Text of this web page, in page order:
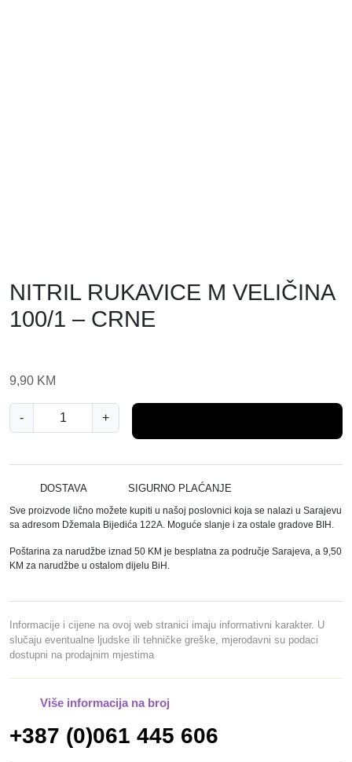
NITRIL RUKAVICE M VELIČINA
100/1 – CRNE
9,90 KM
-
I
R
L
R
K
V
I
C
E
M
L
+
DOSTAVA SIGURNO PLAĆANJE
Sve proizvode lično možete kupiti u našoj poslovnici koja se nalazi u Sarajevu
sa adresom Džemala Bijedića 122A. Moguće slanje i za ostale gradove BIH.
Poštarina za narudžbe iznad 50 KM je besplatna za područje Sarajeva, a 9,50
KM za narudžbe u ostalom dijelu BiH.
Informacije i cijene na ovoj web stranici imaju informativni karakter. U
slučaju eventualne ljudske ili tehničke greške, mjerodavni su podaci
dostupni na prodajnim mjestima
Više informacija na broj
+387 (0)061 445 606